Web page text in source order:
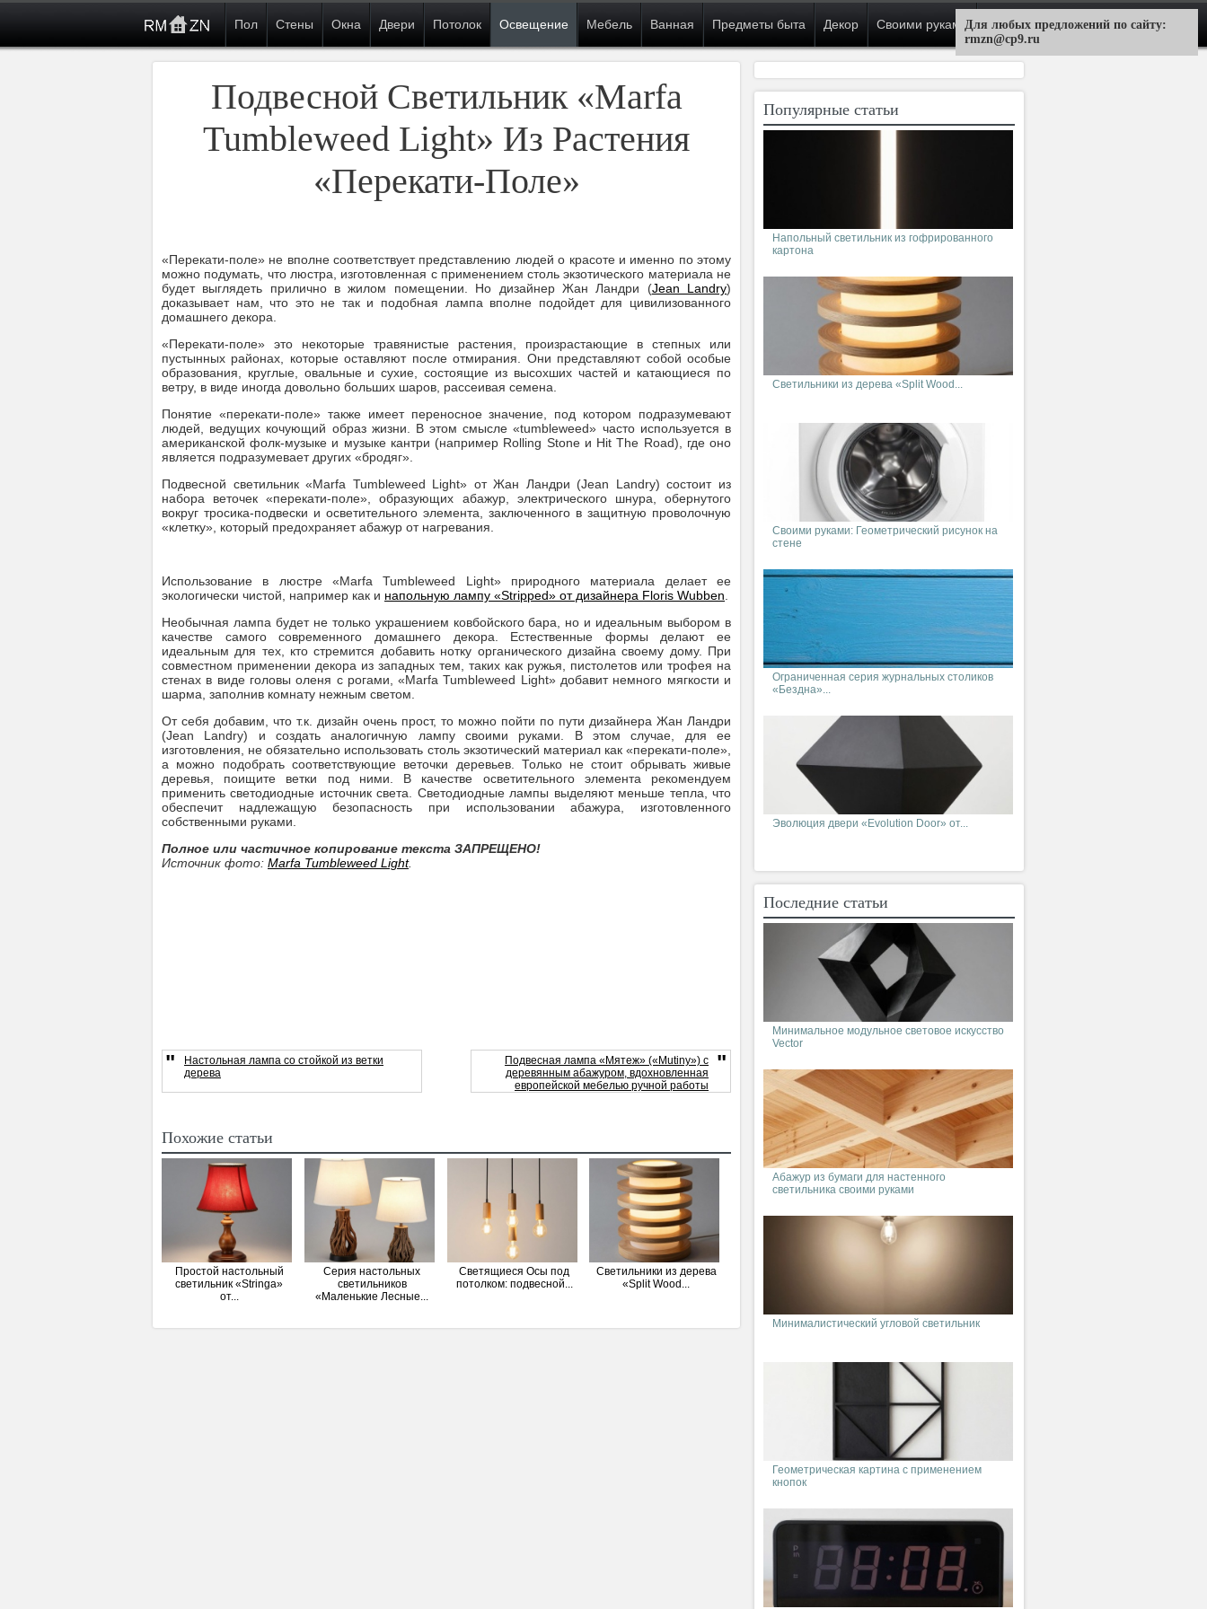
Пол Стены Окна Двери Потолок Освещение Мебель Ванная Предметы быта Декор Своими руками
Подвесной Светильник «Marfa
Tumbleweed Light» Из Растения
«перекати-Поле»
«Перекати-поле» не вполне соответствует представлению людей о красоте и именно по этому
можно подумать, что люстра, изготовленная с применением столь экзотического материала не
будет выглядеть прилично в жилом помещении. Но дизайнер Жан Ландри (Jean Landry)
доказывает нам, что это не так и подобная лампа вполне подойдет для цивилизованного
домашнего декора.
«Перекати-поле» это некоторые травянистые растения, произрастающие в степных или
пустынных районах, которые оставляют после отмирания. Они представляют собой особые
образования, круглые, овальные и сухие, состоящие из высохших частей и катающиеся по
ветру, в виде иногда довольно больших шаров, рассеивая семена.
Понятие «перекати-поле» также имеет переносное значение, под котором подразумевают
людей, ведущих кочующий образ жизни. В этом смысле «tumbleweed» часто используется в
американской фолк-музыке и музыке кантри (например Rolling Stone и Hit The Road), где оно
является подразумевает других «бродяг».
Подвесной светильник «Marfa Tumbleweed Light» от Жан Ландри (Jean Landry) состоит из
набора веточек «перекати-поле», образующих абажур, электрического шнура, обернутого
вокруг тросика-подвески и осветительного элемента, заключенного в защитную проволочную
«клетку», который предохраняет абажур от нагревания.
Использование в люстре «Marfa Tumbleweed Light» природного материала делает ее
экологически чистой, например как и напольную лампу «Stripped» от дизайнера Floris Wubben
Необычная лампа будет не только украшением ковбойского бара, но и идеальным выбором в
качестве самого современного домашнего декора. Естественные формы делают ее
идеальным для тех, кто стремится добавить нотку органического дизайна своему дому. При
совместном применении декора из западных тем, таких как ружья, пистолетов или трофея на
стенах в виде головы оленя с рогами, «Marfa Tumbleweed Light» добавит немного мягкости и
шарма, заполнив комнату нежным светом.
От себя добавим, что т.к. дизайн очень прост, то можно пойти по пути дизайнера Жан Ландри
(Jean Landry) и создать аналогичную лампу своими руками. В этом случае, для ее
изготовления, не обязательно использовать столь экзотический материал как «перекати-поле»,
а можно подобрать соответствующие веточки деревьев. Только не стоит обрывать живые
деревья, поищите ветки под ними. В качестве осветительного элемента рекомендуем
применить светодиодные источник света. Светодиодные лампы выделяют меньше тепла, что
обеспечит надлежащую безопасность при использовании абажура, изготовленного
собственными руками.
Полное или частичное копирование текста ЗАПРЕЩЕНО!
Источник фото: Marfa Tumbleweed Light.
"
Настольная лампа со стойкой из ветки
дерева
"
Подвесная лампа «Мятеж» («Mutiny») с
деревянным абажуром, вдохновленная
европейской мебелью ручной работы
Похожие статьи
Простой настольный
светильник «Stringa»
от...
Серия настольных
светильников
«Маленькие Лесные...
Светящиеся Осы под
потолком: подвесной...
Светильники из дерева
«Split Wood...
Популярные статьи
Напольный светильник из гофрированного
картона
Светильники из дерева «Split Wood...
Своими руками: Геометрический рисунок на
стене
Ограниченная серия журнальных столиков
«Бездна»...
Эволюция двери «Evolution Door» от...
Последние статьи
Минимальное модульное световое искусство
Vector
Абажур из бумаги для настенного
светильника своими руками
Минималистический угловой светильник
Геометрическая картина с применением
кнопок
Для любых предложений по сайту:
rmzn@cp9.ru